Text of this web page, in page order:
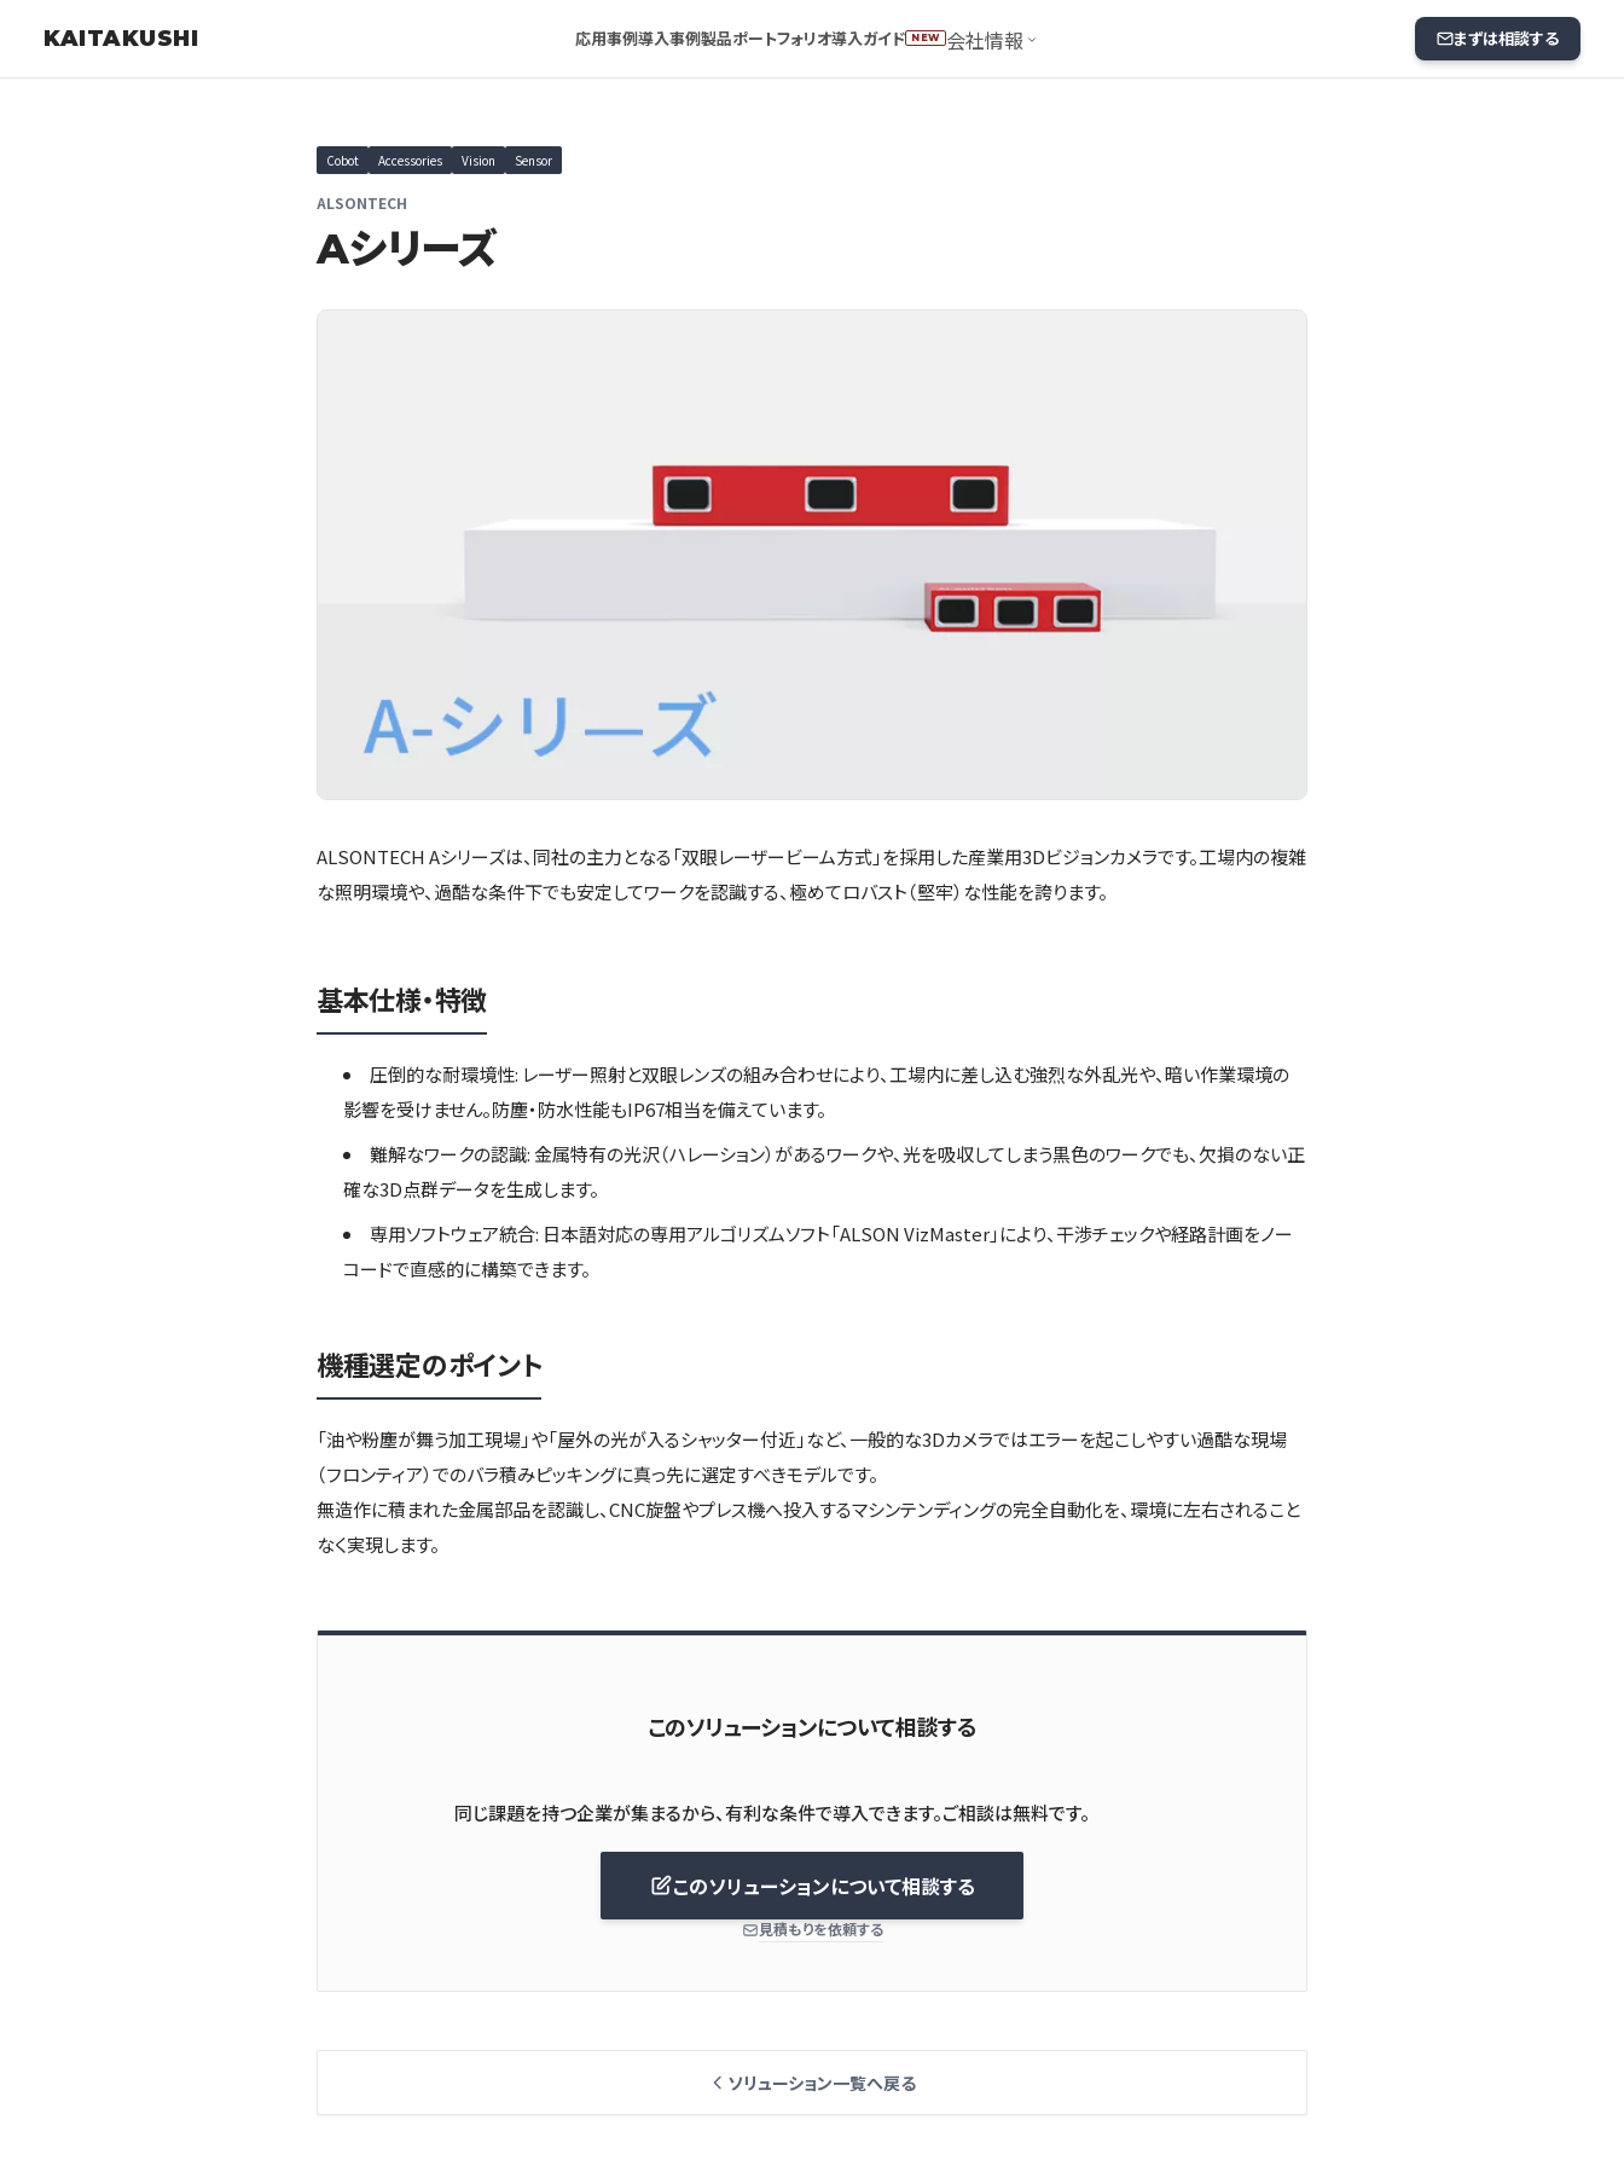
KAITAKUSHI 応用事例導入事例製品ポートフォリオ導入ガイド NEW 会社情報 まずは相談する
Cobot Accessories Vision Sensor
ALSONTECH
Aシリーズ
ALSONTECH Aシリーズは、同社の主力となる「双眼レーザービーム方式」を採用した産業用3Dビジョンカメラです。工場内の複雑
な照明環境や、過酷な条件下でも安定してワークを認識する、極めてロバスト（堅牢）な性能を誇ります。
基本仕様・特徴
圧倒的な耐環境性: レーザー照射と双眼レンズの組み合わせにより、工場内に差し込む強烈な外乱光や、暗い作業環境の
影響を受けません。防塵・防水性能もIP67相当を備えています。
難解なワークの認識: 金属特有の光沢（ハレーション）があるワークや、光を吸収してしまう黒色のワークでも、欠損のない正
確な3D点群データを生成します。
専用ソフトウェア統合: 日本語対応の専用アルゴリズムソフト「ALSON VizMaster」により、干渉チェックや経路計画をノー
コードで直感的に構築できます。
機種選定のポイント
「油や粉塵が舞う加工現場」や「屋外の光が入るシャッター付近」など、一般的な3Dカメラではエラーを起こしやすい過酷な現場
（フロンティア）でのバラ積みピッキングに真っ先に選定すべきモデルです。
無造作に積まれた金属部品を認識し、CNC旋盤やプレス機へ投入するマシンテンディングの完全自動化を、環境に左右されること
なく実現します。
このソリューションについて相談する
このソリューションについて相談する
見積もりを依頼する
ソリューション一覧へ戻る